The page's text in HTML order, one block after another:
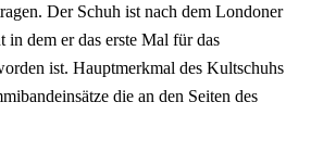
Der Schuh ist nach dem Londoner
in dem er das erste Mal für das
ist. Hauptmerkmal des Kultschuhs
die an den Seiten des